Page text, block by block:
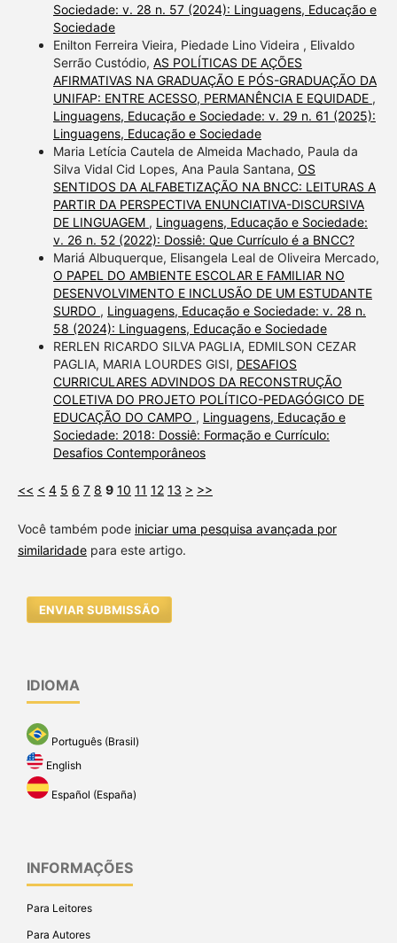
Sociedade: v. 28 n. 57 (2024): Linguagens, Educação e
Sociedade
Enilton Ferreira Vieira, Piedade Lino Videira , Elivaldo
Serrão Custódio, AS POLÍTICAS DE AÇÕES
AFIRMATIVAS NA GRADUAÇÃO E PÓS-GRADUAÇÃO DA
UNIFAP: ENTRE ACESSO, PERMANÊNCIA E EQUIDADE ,
Linguagens, Educação e Sociedade: v. 29 n. 61 (2025):
Linguagens, Educação e Sociedade
Maria Letícia Cautela de Almeida Machado, Paula da
Silva Vidal Cid Lopes, Ana Paula Santana, OS
SENTIDOS DA ALFABETIZAÇÃO NA BNCC: LEITURAS A
PARTIR DA PERSPECTIVA ENUNCIATIVA-DISCURSIVA
DE LINGUAGEM , Linguagens, Educação e Sociedade:
v. 26 n. 52 (2022): Dossiê: Que Currículo é a BNCC?
Mariá Albuquerque, Elisangela Leal de Oliveira Mercado,
O PAPEL DO AMBIENTE ESCOLAR E FAMILIAR NO
DESENVOLVIMENTO E INCLUSÃO DE UM ESTUDANTE
SURDO , Linguagens, Educação e Sociedade: v. 28 n.
58 (2024): Linguagens, Educação e Sociedade
RERLEN RICARDO SILVA PAGLIA, EDMILSON CEZAR
PAGLIA, MARIA LOURDES GISI, DESAFIOS
CURRICULARES ADVINDOS DA RECONSTRUÇÃO
COLETIVA DO PROJETO POLÍTICO-PEDAGÓGICO DE
EDUCAÇÃO DO CAMPO , Linguagens, Educação e
Sociedade: 2018: Dossiê: Formação e Currículo:
Desafios Contemporâneos
<< < 4 5 6 7 8 9 10 11 12 13 > >>
Você também pode iniciar uma pesquisa avançada por
similaridadepara este artigo.
ENVIAR SUBMISSÃO
IDIOMA
Português (Brasil)
English
Español (España)
INFORMAÇÕES
Para Leitores
Para Autores